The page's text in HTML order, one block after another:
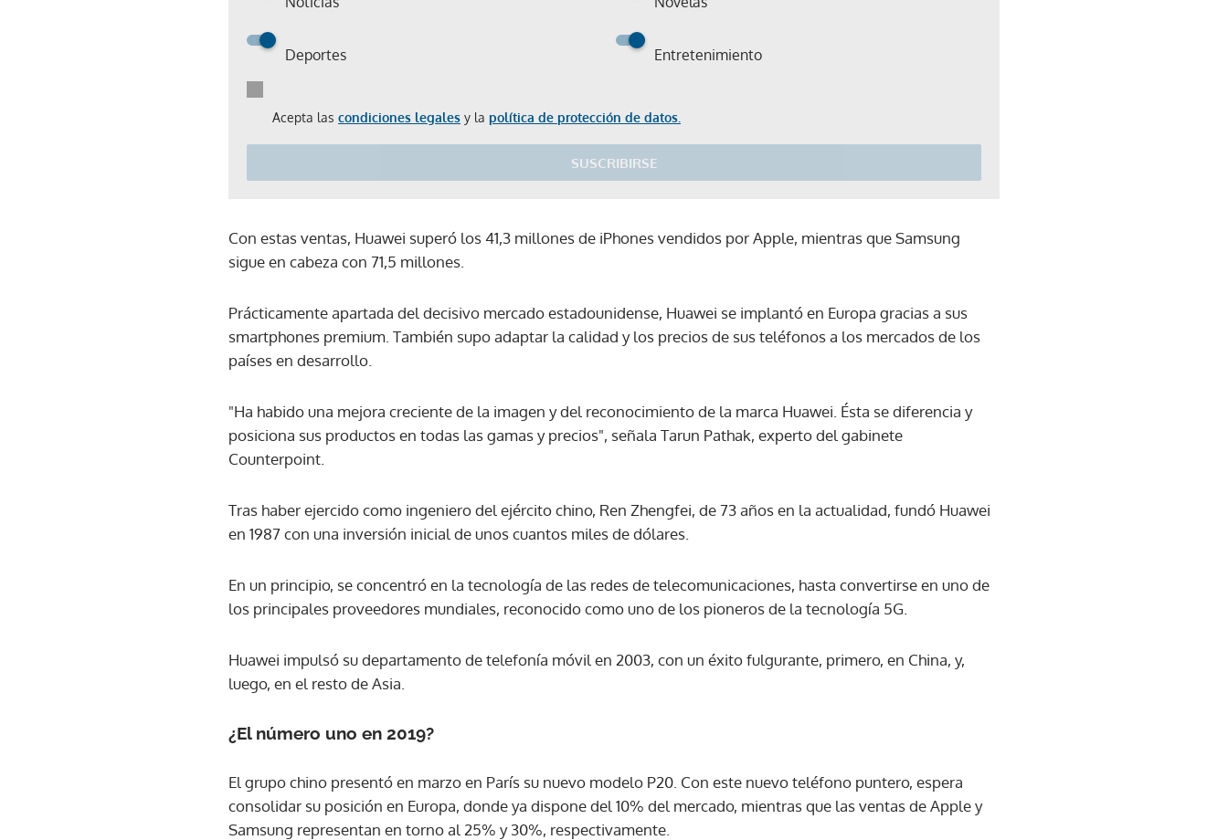
Deportes Entretenimiento
Acepta las condiciones legales y la política de protección de datos.
SUSCRIBIRSE
Gracias por suscribirte a nuestro boletín.
ACEPTAR
Con estas ventas, Huawei superó los 41,3 millones de iPhones vendidos por Apple, mientras que Samsung
sigue en cabeza con 71,5 millones.
Prácticamente apartada del decisivo mercado estadounidense, Huawei se implantó en Europa gracias a sus
smartphones premium. También supo adaptar la calidad y los precios de sus teléfonos a los mercados de los
países en desarrollo.
"Ha habido una mejora creciente de la imagen y del reconocimiento de la marca Huawei. Ésta se diferencia y
posiciona sus productos en todas las gamas y precios", señala Tarun Pathak, experto del gabinete
Counterpoint.
Tras haber ejercido como ingeniero del ejército chino, Ren Zhengfei, de 73 años en la actualidad, fundó Huawei
en 1987 con una inversión inicial de unos cuantos miles de dólares.
En un principio, se concentró en la tecnología de las redes de telecomunicaciones, hasta convertirse en uno de
los principales proveedores mundiales, reconocido como uno de los pioneros de la tecnología 5G.
Huawei impulsó su departamento de telefonía móvil en 2003, con un éxito fulgurante, primero, en China, y,
luego, en el resto de Asia.
¿El número uno en 2019?
El grupo chino presentó en marzo en París su nuevo modelo P20. Con este nuevo teléfono puntero, espera
consolidar su posición en Europa, donde ya dispone del 10% del mercado, mientras que las ventas de Apple y
Samsung representan en torno al 25% y 30%, respectivamente.